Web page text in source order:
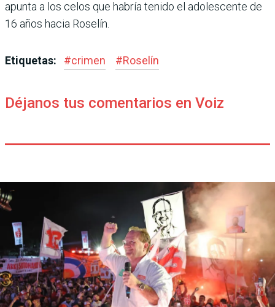
apunta a los celos que habría tenido el adolescente de
16 años hacia Roselín.
Etiquetas: #crimen #Roselín
Déjanos tus comentarios en Voiz